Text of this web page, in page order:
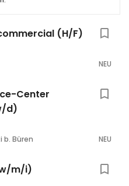
(H/F)
NEU
Center
d)
b. Büren NEU
m/i)